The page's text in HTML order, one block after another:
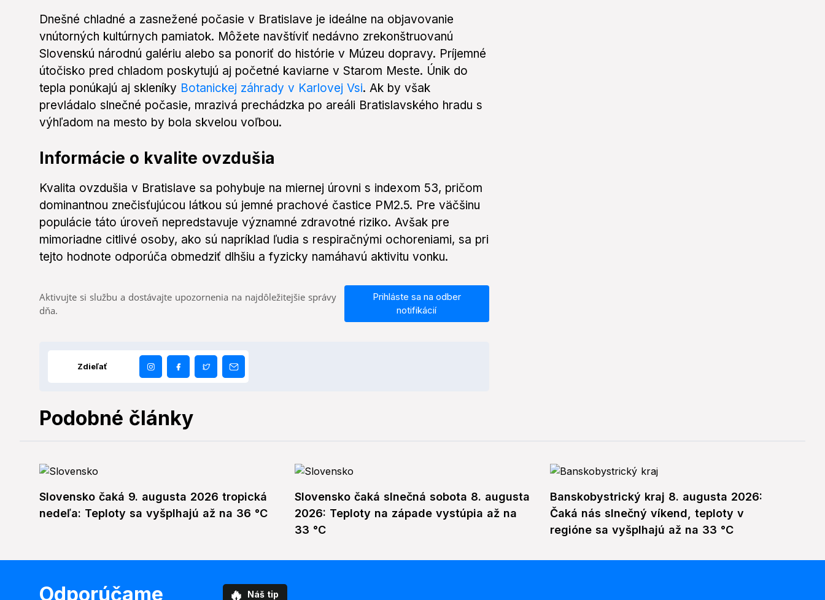
Dnešné chladné a zasnežené počasie v Bratislave je ideálne na objavovanie
vnútorných kultúrnych pamiatok. Môžete navštíviť nedávno zrekonštruovanú
Slovenskú národnú galériu alebo sa ponoriť do histórie v Múzeu dopravy. Príjemné
útočisko pred chladom poskytujú aj početné kaviarne v Starom Meste. Únik do
tepla ponúkajú aj skleníky Botanickej záhrady v Karlovej Vsi. Ak by však
prevládalo slnečné počasie, mrazivá prechádzka po areáli Bratislavského hradu s
výhľadom na mesto by bola skvelou voľbou.
Informácie o kvalite ovzdušia
Kvalita ovzdušia v Bratislave sa pohybuje na miernej úrovni s indexom 53, pričom
dominantnou znečisťujúcou látkou sú jemné prachové častice PM2.5. Pre väčšinu
populácie táto úroveň nepredstavuje významné zdravotné riziko. Avšak pre
mimoriadne citlivé osoby, ako sú napríklad ľudia s respiračnými ochoreniami, sa pri
tejto hodnote odporúča obmedziť dlhšiu a fyzicky namáhavú aktivitu vonku.
Aktivujte si službu a dostávajte upozornenia na najdôležitejšie správy
dňa.
Prihláste sa na odber
notifikácií
Zdieľať
Podobné články
Slovensko čaká 9. augusta 2026 tropická
nedeľa: Teploty sa vyšplhajú až na 36 °C
Slovensko čaká slnečná sobota 8. augusta
2026: Teploty na západe vystúpia až na
33 °C
Banskobystrický kraj 8. augusta 2026:
Čaká nás slnečný víkend, teploty v
regióne sa vyšplhajú až na 33 °C
Odporúčame 🔥 Náš tip